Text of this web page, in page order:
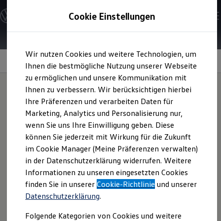
Hauptinhalt
springen
Footer
springen
Modelle und Konfigurator
Konfigurator
Modelle vergleichen
Elektroautos
ENERGY Sondermodelle
Nutzfahrzeuge
SUV und CUV
Familienautos
Kombis
Kompaktwagen
Sportwagen
Schnell verfügbare Fahrzeuge
Angebote und Produkte
Aktuelle Angebote
E-Auto-Förderung
Volkswagen Marktplatz
Die ENERGY Sondermodelle
Junge Gebrauchtwagen und Gebrauchtwagen
Volkswagen Zertifizierte Gebrauchtwagen
Elektromobilität bei Gebrauchtwagen
Saisonangebote
Live-Empfehlungen
Tanken und Sparen
immer im Blick.
Mit den kostenlosenLive-Empfehlungen 1
für Ihren
Volkswagenund Ihr ID. Modell mit einer ID. Software unter
6.0 erhalten Sie ganz bequem standortbezogene Angebote
direkt auf Ihr Infotainment-Display. Über die Detailansicht
im In-Car Shop können Sie sich näher informieren und sich
Cookie Einstellungen
Wir nutzen Cookies und weitere Technologien, um
Ihnen die bestmögliche Nutzung unserer Webseite
zu ermöglichen und unsere Kommunikation mit
Ihnen zu verbessern. Wir berücksichtigen hierbei
Ihre Präferenzen und verarbeiten Daten für
Marketing, Analytics und Personalisierung nur,
wenn Sie uns Ihre Einwilligung geben. Diese
können Sie jederzeit mit Wirkung für die Zukunft
im Cookie Manager (Meine Präferenzen verwalten)
in der Datenschutzerklärung widerrufen. Weitere
Informationen zu unseren eingesetzten Cookies
finden Sie in unsererCookie-Richtlinie und unserer
Datenschutzerklärung.
Folgende Kategorien von Cookies und weitere